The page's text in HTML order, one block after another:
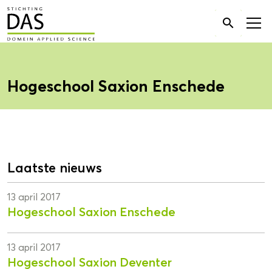
Zoek
naar:

Hogeschool Saxion Enschede
Laatste nieuws
13 april 2017
Hogeschool Saxion Enschede
13 april 2017
Hogeschool Saxion Deventer